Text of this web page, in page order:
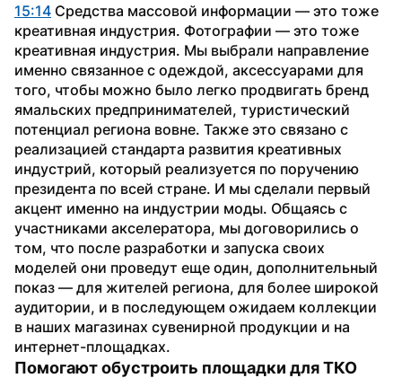
15:14 Средства массовой информации — это тоже
креативная индустрия. Фотографии — это тоже
креативная индустрия. Мы выбрали направление
именно связанное с одеждой, аксессуарами для
того, чтобы можно было легко продвигать бренд
ямальских предпринимателей, туристический
потенциал региона вовне. Также это связано с
реализацией стандарта развития креативных
индустрий, который реализуется по поручению
президента по всей стране. И мы сделали первый
акцент именно на индустрии моды. Общаясь с
участниками акселератора, мы договорились о
том, что после разработки и запуска своих
моделей они проведут еще один, дополнительный
показ — для жителей региона, для более широкой
аудитории, и в последующем ожидаем коллекции
в наших магазинах сувенирной продукции и на
интернет-площадках.
Помогают обустроить площадки для ТКО